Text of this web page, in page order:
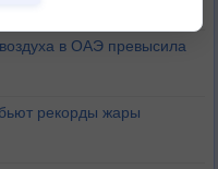
в ОАЭ превысила
рекорды жары